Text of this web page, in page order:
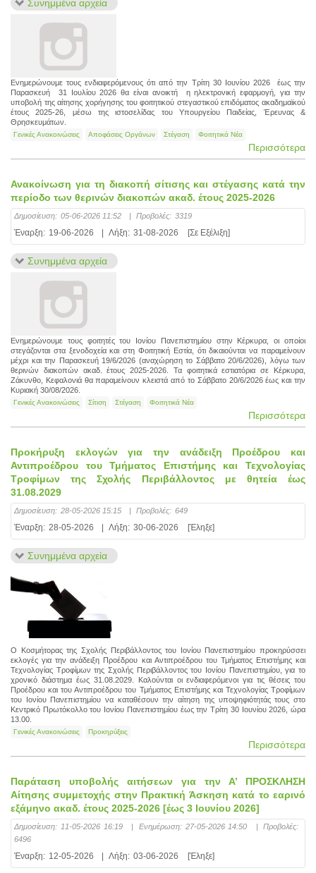
Συνημμένα αρχεία
Ενημερώνουμε τους ενδιαφερόμενους ότι από την Τρίτη 30 Ιουνίου 2026 έως την
Παρασκευή 31 Ιουλίου 2026 θα είναι ανοικτή η ηλεκτρονική εφαρμογή, για την
υποβολή της αίτησης χορήγησης του φοιτητικού στεγαστικού επιδόματος ακαδημαϊκού
έτους 2025-26, μέσω της ιστοσελίδας του Υπουργείου Παιδείας, Έρευνας &
Θρησκευμάτων.
Γενικές Ανακοινώσεις Αποφάσεις Οργάνων Στέγαση Φοιτητικά Νέα
Περισσότερα
Ανακοίνωση για τη διακοπή σίτισης και στέγασης κατά την
περίοδο των θερινών διακοπών ακαδ. έτους 2025-2026
Δημοσίευση: 05-06-2026 11:52 | Προβολές: 3319
Έναρξη: 19-06-2026 Λήξη: 31-08-2026 [Σε Εξέλιξη]
Συνημμένα αρχεία
Ενημερώνουμε τους φοιτητές του Ιονίου Πανεπιστημίου στην Κέρκυρα, οι οποίοι
στεγάζονται στα ξενοδοχεία και στη Φοιτητική Εστία, ότι δικαιούνται να παραμείνουν
μέχρι και την Παρασκευή 19/6/2026 (αναχώρηση το Σάββατο 20/6/2026), λόγω των
θερινών διακοπών ακαδ. έτους 2025-2026. Τα φοιτητικά εστιατόρια σε Κέρκυρα,
Ζάκυνθο, Κεφαλονιά θα παραμείνουν κλειστά από το Σάββατο 20/6/2026 έως και την
Κυριακή 30/08/2026.
Γενικές Ανακοινώσεις Σίτιση Στέγαση Φοιτητικά Νέα
Περισσότερα
Προκήρυξη εκλογών για την ανάδειξη Προέδρου και
Αντιπροέδρου του Τμήματος Επιστήμης και Τεχνολογίας
Τροφίμων της Σχολής Περιβάλλοντος με θητεία έως
31.08.2029
Δημοσίευση: 28-05-2026 15:15 | Προβολές: 649
Έναρξη: 28-05-2026 Λήξη: 30-06-2026 [Έληξε]
Συνημμένα αρχεία
Ο Κοσμήτορας της Σχολής Περιβάλλοντος του Ιονίου Πανεπιστημίου προκηρύσσει
εκλογές για την ανάδειξη Προέδρου και Αντιπροέδρου του Τμήματος Επιστήμης και
Τεχνολογίας Τροφίμων της Σχολής Περιβάλλοντος του Ιονίου Πανεπιστημίου, για το
χρονικό διάστημα έως 31.08.2029. Καλούνται οι ενδιαφερόμενοι για τις θέσεις του
Προέδρου και του Αντιπροέδρου του Τμήματος Επιστήμης και Τεχνολογίας Τροφίμων
του Ιονίου Πανεπιστημίου να καταθέσουν την αίτηση της υποψηφιότητάς τους στο
Κεντρικό Πρωτόκολλο του Ιονίου Πανεπιστημίου έως την Τρίτη 30 Ιουνίου 2026, ώρα
13.00.
Γενικές Ανακοινώσεις Προκηρύξεις
Περισσότερα
Παράταση υποβολής αιτήσεων για την Α’ ΠΡΟΣΚΛΗΣΗ
Αίτησης συμμετοχής στην Πρακτική Άσκηση κατά το εαρινό
εξάμηνο ακαδ. έτους 2025-2026 [έως 3 Ιουνίου 2026]
Δημοσίευση: 11-05-2026 16:19 Ενημέρωση: 27-05-2026 14:50
Προβολές:
6496
Έναρξη: 12-05-2026 Λήξη: 03-06-2026 [Έληξε]